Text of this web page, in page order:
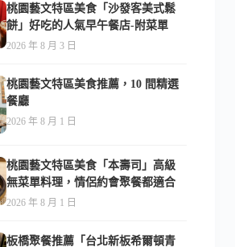
桃園藝文特區美食「沙發客美式鬆
餅」好吃的人氣早午餐店-附菜單
2026 年 8 月 3 日
桃園藝文特區美食推薦，10 間精選
餐廳
2026 年 8 月 1 日
桃園藝文特區美食「本壽司」高級
無菜單料理，情侶約會聚餐都適合
2026 年 8 月 1 日
板橋聚餐推薦「台北新板希爾頓青